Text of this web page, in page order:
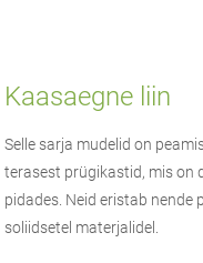
Kaasaegne liin
Selle sarja mudelid on
terasest prügikastid, mis on
pidades. Neid eristab nende
soliidsetel materjalidel.